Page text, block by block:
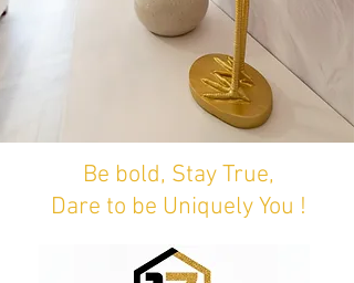
Be bold, Stay True,
Dare to be Uniquely You !